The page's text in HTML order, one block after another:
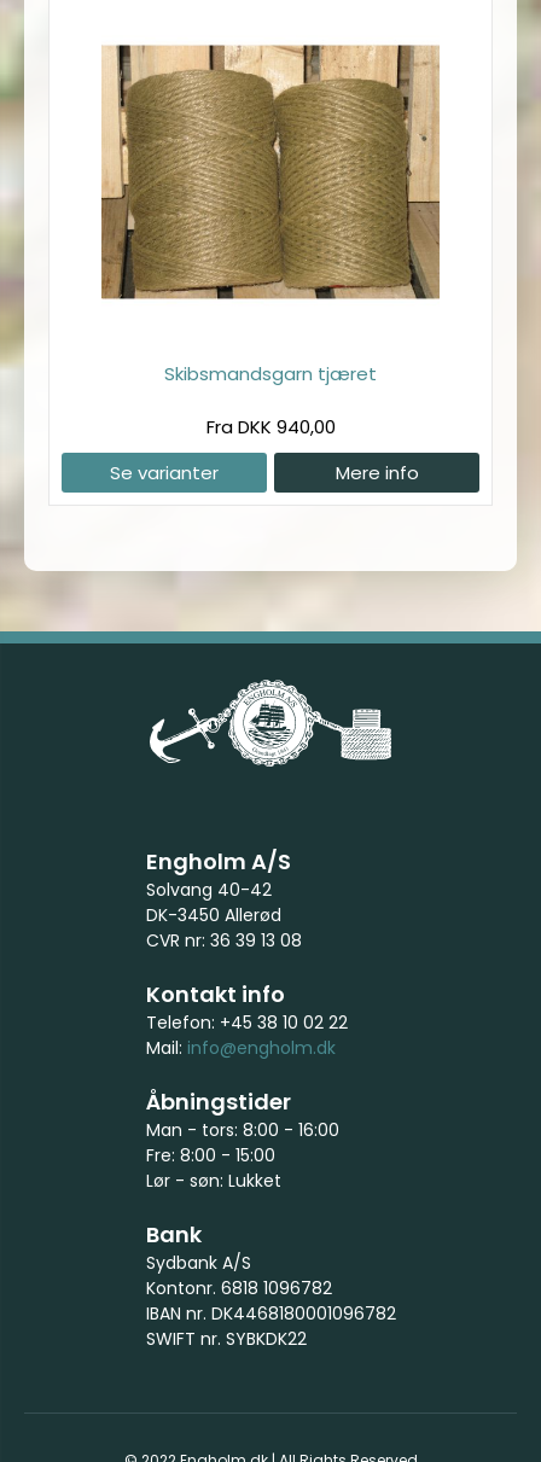
Skibsmandsgarn tjæret
Fra DKK 940,00
Se varianter
Mere info
Engholm A/S
Solvang 40-42
DK-3450 Allerød
CVR nr: 36 39 13 08
Kontakt info
Telefon: +45 38 10 02 22
Mail: info@engholm.dk
Åbningstider
Man - tors: 8:00 - 16:00
Fre: 8:00 - 15:00
Lør - søn: Lukket
Bank
Sydbank A/S
Kontonr. 6818 1096782
IBAN nr. DK4468180001096782
SWIFT nr. SYBKDK22